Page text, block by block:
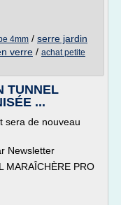
4mm / serre jardin
verre / achat petite
TUNNEL
...
sera de nouveau
Newsletter
MARAÎCHÈRE PRO